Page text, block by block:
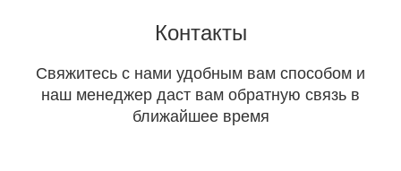
Контакты
Свяжитесь с нами удобным вам способом и
наш менеджер даст вам обратную связь в
ближайшее время